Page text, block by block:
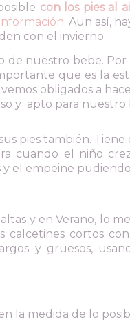
con los pies al
información. Aun así,
con el invierno.
nuestro bebe.
que es la
obligados a
y apto para nuestro
pies también.
cuando el niño
el empeine
y en Verano, lo
cortos
y gruesos,
la medida de lo